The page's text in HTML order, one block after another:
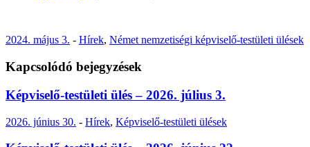
2024. május 3. - Hírek, Német nemzetiségi képviselő-testületi ülések
Kapcsolódó bejegyzések
Képviselő-testületi ülés – 2026. július 3.
2026. június 30. - Hírek, Képviselő-testületi ülések